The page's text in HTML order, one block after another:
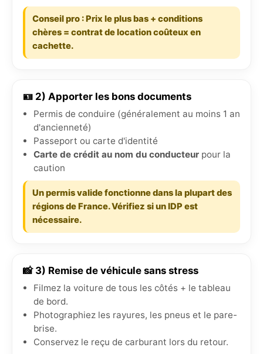
Conseil pro : Prix le plus bas + conditions
chères = contrat de location coûteux en
cachette.
🪪 2) Apporter les bons documents
Permis de conduire (généralement au moins 1 an
d'ancienneté)
Passeport ou carte d'identité
Carte de crédit au nom du conducteur pour la
caution
Un permis valide fonctionne dans la plupart des
régions de France. Vérifiez si un IDP est
nécessaire.
📸 3) Remise de véhicule sans stress
Filmez la voiture de tous les côtés + le tableau
de bord.
Photographiez les rayures, les pneus et le pare-
brise.
Conservez le reçu de carburant lors du retour.